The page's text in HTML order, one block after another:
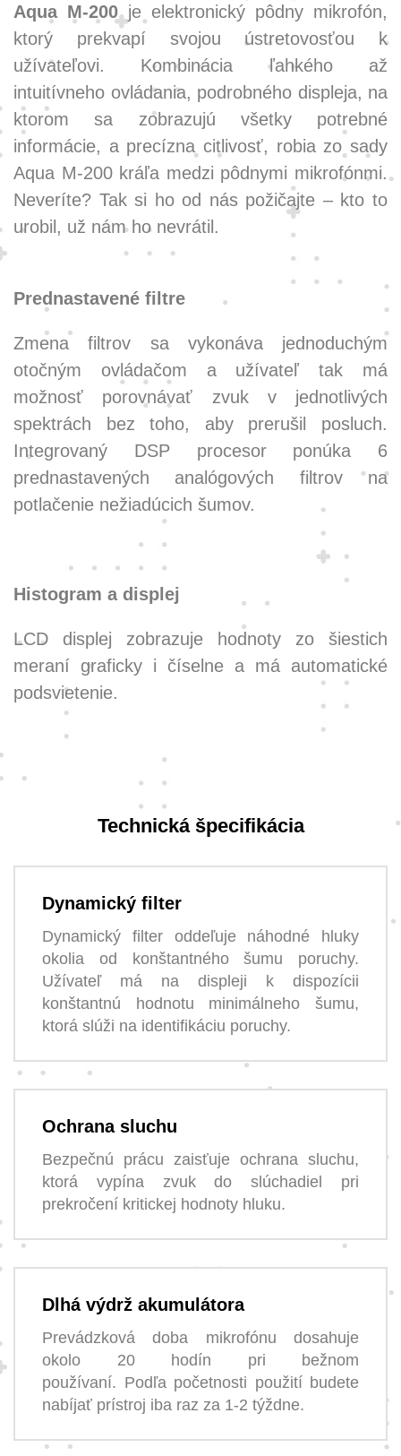
Aqua M-200je elektronický pôdny mikrofón,
ktorý prekvapí svojou ústretovosťou k
užívateľovi. Kombinácia ľahkého až
intuitívneho ovládania, podrobného displeja, na
ktorom sa zobrazujú všetky potrebné
informácie, a precízna citlivosť, robia zo sady
Aqua M-200 kráľa medzi pôdnymi mikrofónmi.
Neveríte? Tak si ho od nás požičajte – kto to
urobil, už nám ho nevrátil.
Prednastavené filtre
Zmena filtrov sa vykonáva jednoduchým
otočným ovládačom a užívateľ tak má
možnosť porovnávať zvuk v jednotlivých
spektrách bez toho, aby prerušil posluch.
Integrovaný DSP procesor ponúka 6
prednastavených analógových filtrov na
potlačenie nežiadúcich šumov.
Histogram a displej
LCD displej zobrazuje hodnoty zo šiestich
meraní graficky i číselne a má automatické
podsvietenie.
Technická špecifikácia
Dynamický filter
Dynamický filter oddeľuje náhodné hluky
okolia od konštantného šumu poruchy.
Užívateľ má na displeji k dispozícii
konštantnú hodnotu minimálneho šumu,
ktorá slúži na identifikáciu poruchy.
Ochrana sluchu
Bezpečnú prácu zaisťuje ochrana sluchu,
ktorá vypína zvuk do slúchadiel pri
prekročení kritickej hodnoty hluku.
Dlhá výdrž akumulátora
Prevádzková doba mikrofónu dosahuje
okolo 20 hodín pri bežnom
používaní. Podľa početnosti použití budete
nabíjať prístroj iba raz za 1-2 týždne.